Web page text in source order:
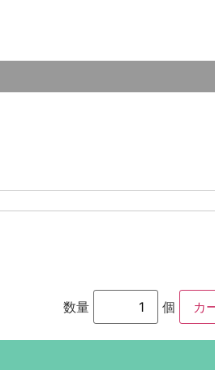
数量 個